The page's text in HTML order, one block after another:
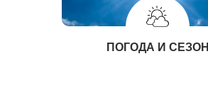
ПОГОДА И СЕЗОН